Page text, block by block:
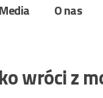
Media O nas
wróci z